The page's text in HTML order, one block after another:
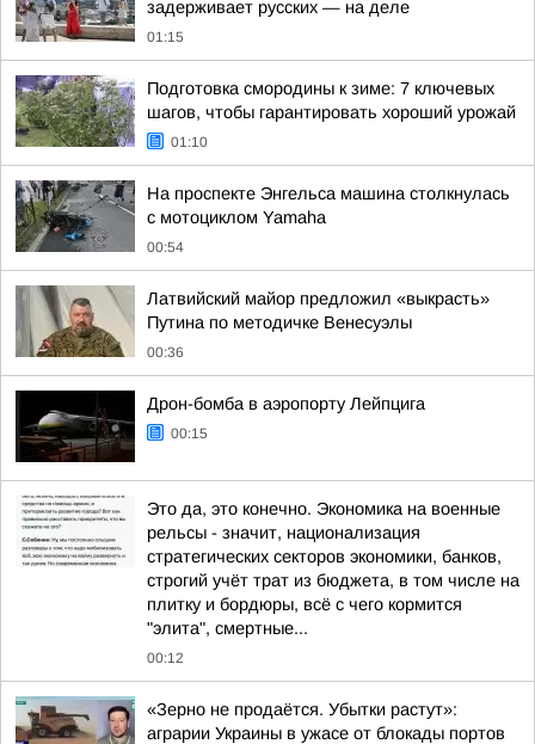
задерживает русских — на деле
01:15
Подготовка смородины к зиме: 7 ключевых
шагов, чтобы гарантировать хороший урожай
01:10
На проспекте Энгельса машина столкнулась
с мотоциклом Yamaha
00:54
Латвийский майор предложил «выкрасть»
Путина по методичке Венесуэлы
00:36
Дрон-бомба в аэропорту Лейпцига
00:15
Это да, это конечно. Экономика на военные
рельсы - значит, национализация
стратегических секторов экономики, банков,
строгий учёт трат из бюджета, в том числе на
плитку и бордюры, всё с чего кормится
"элита", смертные...
00:12
«Зерно не продаётся. Убытки растут»:
аграрии Украины в ужасе от блокады портов